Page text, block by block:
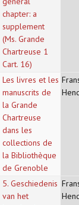
chapter: a
supplement
(Ms. Grande
Chartreuse 1
Cart. 16)
Les livres et les
manuscrits de
la Grande
Chartreuse
dans les
collections de
la Bibliothèque
de Grenoble
5. Geschiedenis
van het